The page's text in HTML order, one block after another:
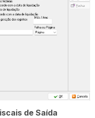
de Saída